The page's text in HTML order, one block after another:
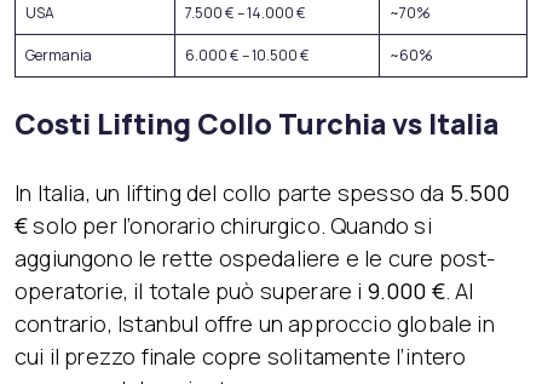
USA 7.500 € – 14.000 € ~70%
Germania 6.000 € – 10.500 € ~60%
Costi Lifting Collo Turchia vs Italia
In Italia, un lifting del collo parte spesso da 5.500
€solo per l’onorario chirurgico. Quando si
aggiungono le rette ospedaliere e le cure post-
operatorie, il totale può superare i 9.000 €. Al
contrario, Istanbul offre un approccio globale in
cui il prezzo finale copre solitamente l’intero